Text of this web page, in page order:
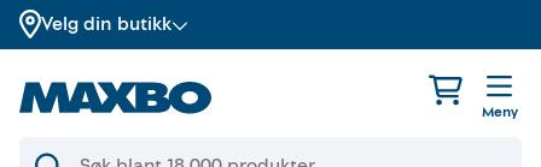
Velg din butikk
Meny